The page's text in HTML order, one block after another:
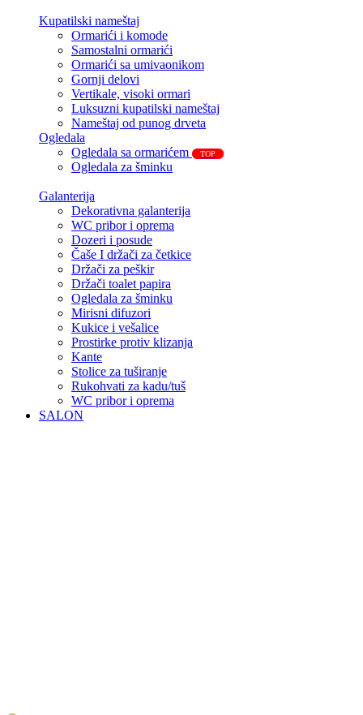
Kupatilski nameštaj
Ormarići i komode
Samostalni ormarići
Ormarići sa umivaonikom
Gornji delovi
Vertikale, visoki ormari
Luksuzni kupatilski nameštaj
Nameštaj od punog drveta
Ogledala
Ogledala sa ormarićem
TOP
Ogledala za šminku
Galanterija
Dekorativna galanterija
WC pribor i oprema
Dozeri i posude
Čaše I držači za četkice
Držači za peškir
Držači toalet papira
Ogledala za šminku
Mirisni difuzori
Kukice i vešalice
Prostirke protiv klizanja
Kante
Stolice za tuširanje
Rukohvati za kadu/tuš
WC pribor i oprema
SALON